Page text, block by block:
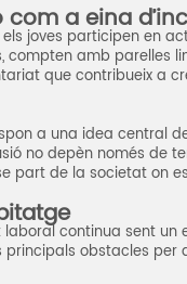
a eina
els joves participen en
compten amb parelles
que contribueix a
a una idea central
no depèn només de
part de la societat on
continua sent un
obstacles per